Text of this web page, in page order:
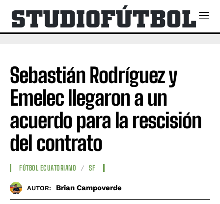
Sebastián Rodríguez y
Emelec llegaron a un
acuerdo para la rescisión
del contrato
FÚTBOL ECUATORIANO SF
AUTOR: Brian Campoverde